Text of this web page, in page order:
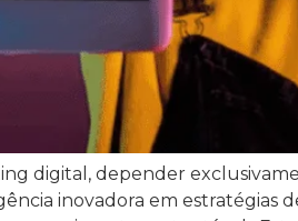
digital, depender
inovadora em